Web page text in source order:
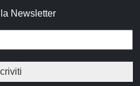
Newsletter